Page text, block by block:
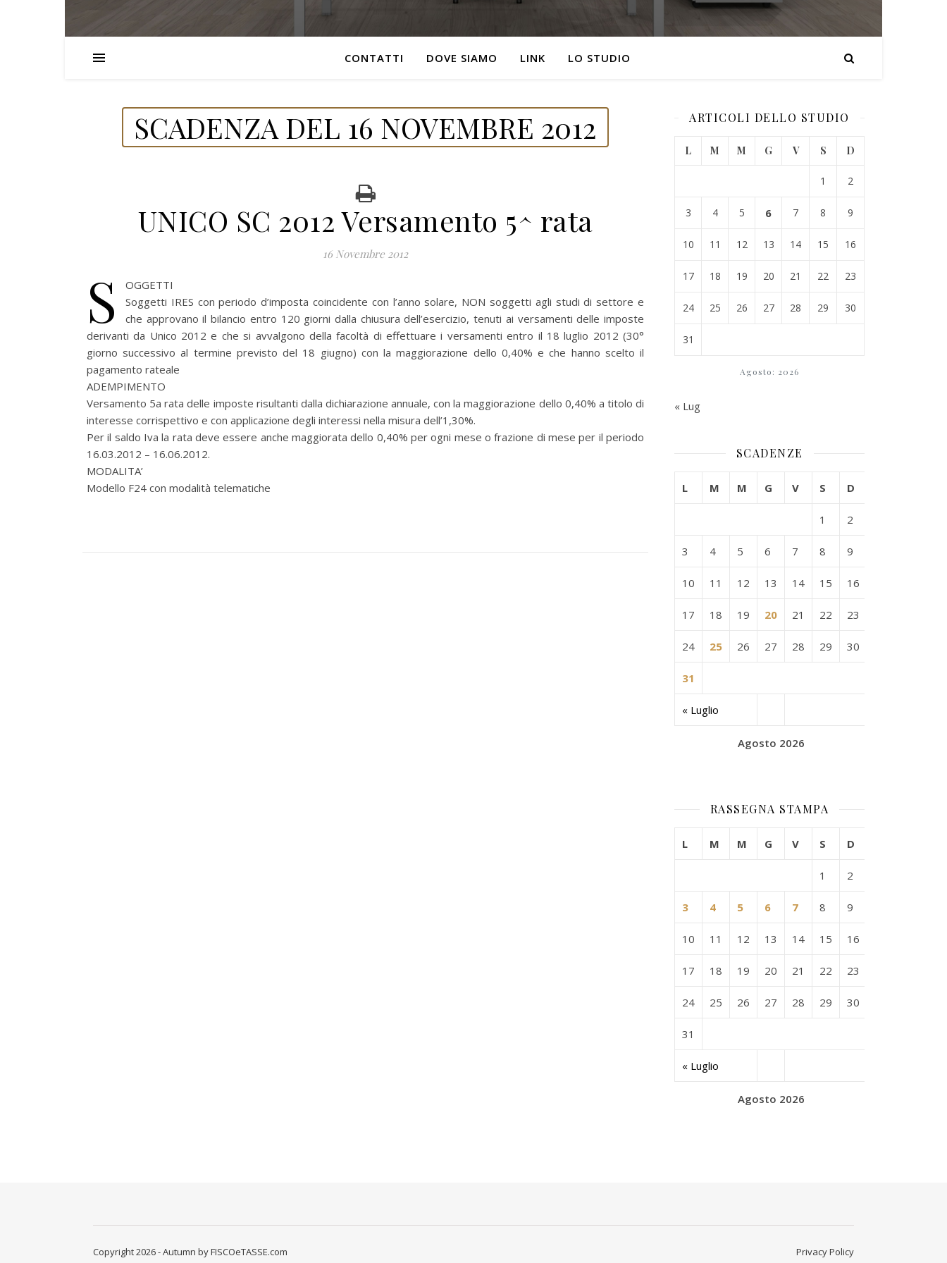
CONTATTI DOVE SIAMO LINK LO STUDIO
SCADENZA DEL 16 NOVEMBRE 2012
UNICO SC 2012 Versamento 5^ rata
16 Novembre 2012
S
OGGETTI
Soggetti IRES con periodo d’imposta coincidente con l’anno solare, NON soggetti agli studi di settore e
che approvano il bilancio entro 120 giorni dalla chiusura dell’esercizio, tenuti ai versamenti delle imposte
derivanti da Unico 2012 e che si avvalgono della facoltà di effettuare i versamenti entro il 18 luglio 2012 (30°
giorno successivo al termine previsto del 18 giugno) con la maggiorazione dello 0,40% e che hanno scelto il
pagamento rateale
ADEMPIMENTO
Versamento 5a rata delle imposte risultanti dalla dichiarazione annuale, con la maggiorazione dello 0,40% a titolo di
interesse corrispettivo e con applicazione degli interessi nella misura dell’1,30%.
Per il saldo Iva la rata deve essere anche maggiorata dello 0,40% per ogni mese o frazione di mese per il periodo
16.03.2012 – 16.06.2012.
MODALITA’
Modello F24 con modalità telematiche
ARTICOLI DELLO STUDIO
Agosto: 2026
L M M G V S D
1 2
3 4 5 6 7 8 9
10 11 12 13 14 15 16
17 18 19 20 21 22 23
24 25 26 27 28 29 30
31
« Lug
SCADENZE
Agosto 2026
L M M G V S D
« Luglio
1 2
3 4 5 6 7 8 9
10 11 12 13 14 15 16
17 18 19 20 21 22 23
24 25 26 27 28 29 30
31
RASSEGNA STAMPA
Agosto 2026
L M M G V S D
« Luglio
1 2
3 4 5 6 7 8 9
10 11 12 13 14 15 16
17 18 19 20 21 22 23
24 25 26 27 28 29 30
31
Privacy Policy
Copyright 2026 - Autumn by FISCOeTASSE.com